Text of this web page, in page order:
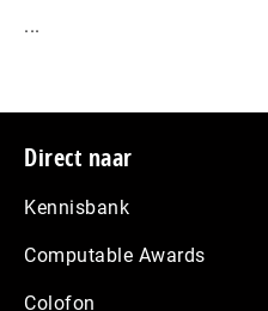
...
Footer
Direct naar
Kennisbank
Computable Awards
Colofon